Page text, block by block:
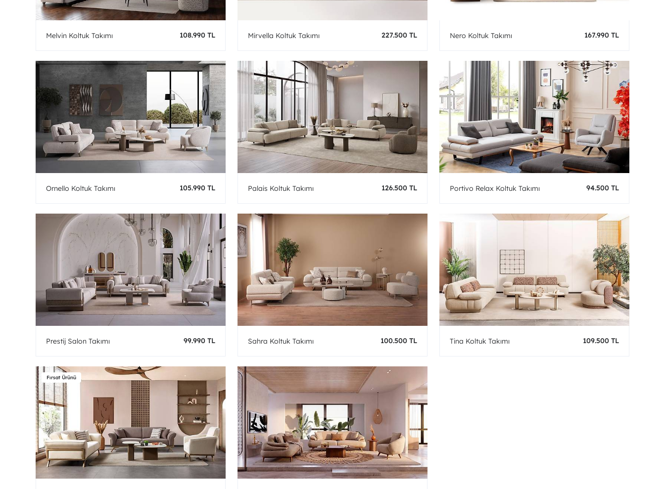
Melvin Koltuk Takımı 108.990 TL Mirvella Koltuk Takımı 227.500 TL Nero Koltuk Takımı 167.990 TL
Ornello Koltuk Takımı 105.990 TL Palais Koltuk Takımı 126.500 TL Portivo Relax Koltuk Takımı 94.500 TL
Prestij Salon Takımı 99.990 TL Sahra Koltuk Takımı 100.500 TL Tina Koltuk Takımı 109.500 TL